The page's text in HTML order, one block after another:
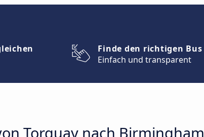
Finde den richtigen Bus
Einfach und transparent
Torquay nach Birmingham